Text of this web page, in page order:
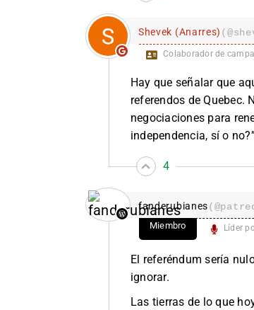
Shevek (Anarres)
Colaborador de
Hay que señalar que
referendos de Quebec.
negociaciones para
independencia, sí o no?”
4
fanderubianes
Miembro Líder
El referéndum sería
ignorar.
Las tierras de lo que